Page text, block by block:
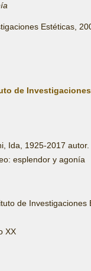
Estéticas,
de
Ida, 1925-2017 autor.
esplendor y agonía
de Investigaciones
XX